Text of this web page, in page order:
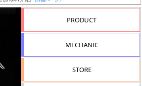
PRODUCT
MECHANIC
STORE